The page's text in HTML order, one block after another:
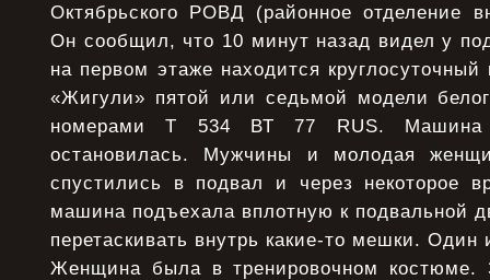
Октябрьского РОВД (районное отделение
Он сообщил, что 10 минут назад видел у
на первом этаже находится
«Жигули» пятой или седьмой модели
номерами Т 534 ВТ 77 RUS.
остановилась. Мужчины и молодая
спустились в подвал и через некоторое
машина подъехала вплотную к подвальной
перетаскивать внутрь какие-то мешки.
Женщина была в тренировочном костюме.